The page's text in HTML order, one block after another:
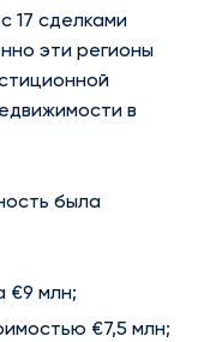
17 сделками
эти регионы
в
была
€9 млн;
€7,5 млн;